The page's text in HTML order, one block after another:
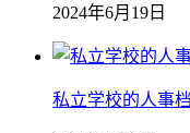
2024年6月19日
私立学校的人事